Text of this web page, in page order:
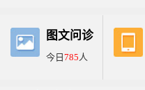
图文问诊
今日785人